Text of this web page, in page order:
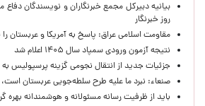
بیانیه دبیرکل مجمع خبرنگاران و نویسندگان
روز خبرنگار
مقاومت اسلامی عراق: پاسخ به آمریکا و عربستان
نتیجه آزمون ورودی سمپاد سال ۱۴۰۵ اعلام شد
جزئیات جدید از انتقال نجومی گزینه پرسپولیس
صنعاء: نبرد ما علیه طرح سلطه‌جویی عربستان
باید از ظرفیت رسانه مسئولانه و هوشمندانه بهره